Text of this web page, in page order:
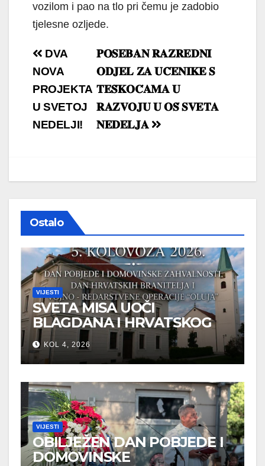
vozilom i pao na tlo pri čemu je zadobio
tjelesne ozljede.
Navigacija
objava
𝐏𝐎𝐒𝐄𝐁𝐀𝐍 𝐑𝐀𝐙𝐑𝐄𝐃𝐍𝐈
𝐎𝐃𝐉𝐄𝐋 𝐙𝐀 𝐔𝐂̌𝐄𝐍𝐈𝐊𝐄 𝐒
𝐓𝐄𝐒̌𝐊𝐎𝐂́𝐀𝐌𝐀 𝐔
𝐑𝐀𝐙𝐕𝐎𝐉𝐔 𝐔 𝐎𝐒̌ 𝐒𝐕𝐄𝐓𝐀
𝐍𝐄𝐃𝐄𝐋𝐉𝐀
DVA
NOVA
PROJEKTA
U SVETOJ
NEDELJI!
Ostalo
VIJESTI
SVETA MISA UOČI
BLAGDANA I HRVATSKOG
PRAZNIKA SLOBODE
KOL 4, 2026
VIJESTI
OBILJEŽEN DAN POBJEDE I
DOMOVINSKE